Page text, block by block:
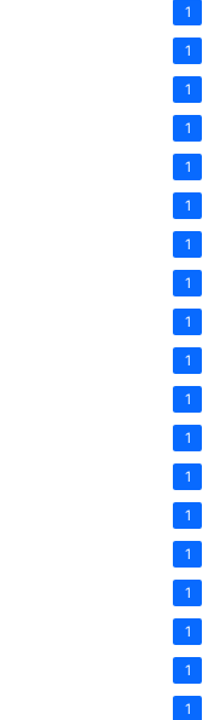
1
1
1
1
1
1
1
1
1
1
1
1
1
1
1
1
1
1
1